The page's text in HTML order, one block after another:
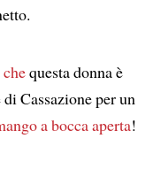
questa donna è
Cassazione per un
a bocca aperta!